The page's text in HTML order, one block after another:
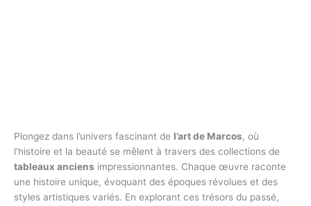
Plongez dans l’univers fascinant de l’art de Marcos, où
l’histoire et la beauté se mêlent à travers des collections de
tableaux anciens impressionnantes. Chaque œuvre raconte
une histoire unique, évoquant des époques révolues et des
styles artistiques variés. En explorant ces trésors du passé,